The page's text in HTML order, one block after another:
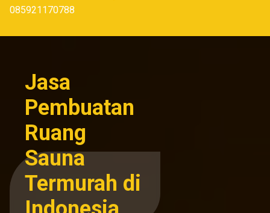
085921170788
Jasa
Pembuatan
Ruang
Sauna
Termurah di